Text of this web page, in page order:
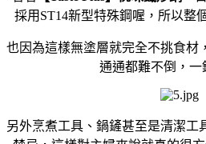
採用ST14新型特殊鋼喔，所以整
也因為這樣無塗層就完全不挑食材
通通都難不倒， 一
另外烹煮工具、 鍋鏟甚至是清潔工